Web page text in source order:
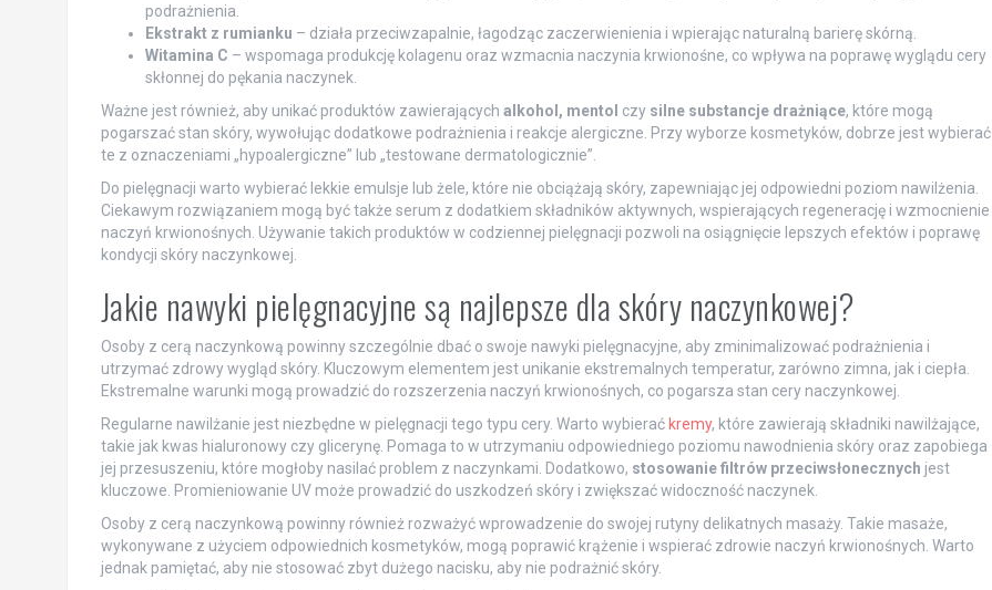
podrażnienia.
Ekstrakt z rumianku – działa przeciwzapalnie, łagodząc zaczerwienienia i wpierając naturalną barierę skórną.
Witamina C – wspomaga produkcję kolagenu oraz wzmacnia naczynia krwionośne, co wpływa na poprawę wyglądu cery
skłonnej do pękania naczynek.
Ważne jest również, aby unikać produktów zawierających alkohol, mentol czy silne substancje drażniące, które mogą
pogarszać stan skóry, wywołując dodatkowe podrażnienia i reakcje alergiczne. Przy wyborze kosmetyków, dobrze jest wybierać
te z oznaczeniami „hypoalergiczne” lub „testowane dermatologicznie”.
Do pielęgnacji warto wybierać lekkie emulsje lub żele, które nie obciążają skóry, zapewniając jej odpowiedni poziom nawilżenia.
Ciekawym rozwiązaniem mogą być także serum z dodatkiem składników aktywnych, wspierających regenerację i wzmocnienie
naczyń krwionośnych. Używanie takich produktów w codziennej pielęgnacji pozwoli na osiągnięcie lepszych efektów i poprawę
kondycji skóry naczynkowej.
Jakie nawyki pielęgnacyjne są najlepsze dla skóry naczynkowej?
Osoby z cerą naczynkową powinny szczególnie dbać o swoje nawyki pielęgnacyjne, aby zminimalizować podrażnienia i
utrzymać zdrowy wygląd skóry. Kluczowym elementem jest unikanie ekstremalnych temperatur, zarówno zimna, jak i ciepła.
Ekstremalne warunki mogą prowadzić do rozszerzenia naczyń krwionośnych, co pogarsza stan cery naczynkowej.
Regularne nawilżanie jest niezbędne w pielęgnacji tego typu cery. Warto wybierać kremy, które zawierają składniki nawilżające,
takie jak kwas hialuronowy czy glicerynę. Pomaga to w utrzymaniu odpowiedniego poziomu nawodnienia skóry oraz zapobiega
jej przesuszeniu, które mogłoby nasilać problem z naczynkami. Dodatkowo, stosowanie filtrów przeciwsłonecznych jest
kluczowe. Promieniowanie UV może prowadzić do uszkodzeń skóry i zwiększać widoczność naczynek.
Osoby z cerą naczynkową powinny również rozważyć wprowadzenie do swojej rutyny delikatnych masaży. Takie masaże,
wykonywane z użyciem odpowiednich kosmetyków, mogą poprawić krążenie i wspierać zdrowie naczyń krwionośnych. Warto
jednak pamiętać, aby nie stosować zbyt dużego nacisku, aby nie podrażnić skóry.